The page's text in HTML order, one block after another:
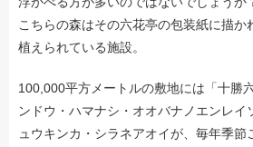
こちらの森はその六花亭の包装紙に描か
植えられている施設。
100,000平方メートルの敷地には「十勝
ンドウ・ハマナシ・オオバナノエンレイ
ュウキンカ・シラネアオイが、毎年季節